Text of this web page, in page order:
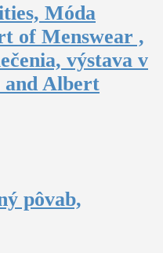
Móda
of Menswear ,
výstava v
and Albert
pôvab,